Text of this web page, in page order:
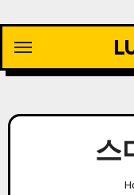
content
스